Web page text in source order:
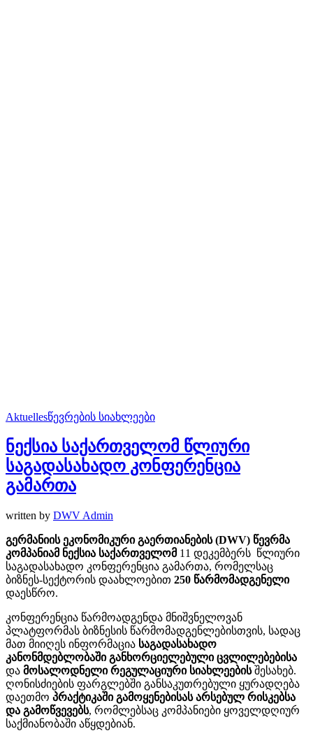
Aktuellesწევრების სიახლეები
ნექსია საქართველომ წლიური
საგადასახადო კონფერენცია
გამართა
written by DWV Admin
გერმანიის ეკონომიკური გაერთიანების (DWV) წევრმა
კომპანიამ ნექსია საქართველომ 11 დეკემბერს წლიური
საგადასახადო კონფერენცია გამართა, რომელსაც
ბიზნეს-სექტორის დაახლოებით 250 წარმომადგენელი
დაესწრო.
კონფერენცია წარმოადგენდა მნიშვნელოვან
პლატფორმას ბიზნესის წარმომადგენლებისთვის, სადაც
მათ მიიღეს ინფორმაცია საგადასახადო
კანონმდებლობაში განხორციელებული ცვლილებებისა
და მოსალოდნელი რეგულაციური სიახლეებისშესახებ.
ღონისძიების ფარგლებში განსაკუთრებული ყურადღება
დაეთმო პრაქტიკაში გამოყენებისას არსებულ რისკებსა
და გამოწვევებს, რომლებსაც კომპანიები ყოველდღიურ
საქმიანობაში აწყდებიან.